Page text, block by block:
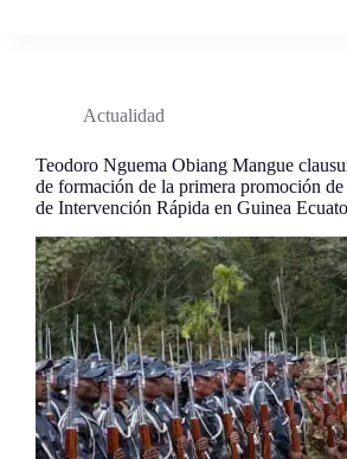
Actualidad
Teodoro Nguema Obiang Mangue
de formación de la primera promoción
de Intervención Rápida en Guinea